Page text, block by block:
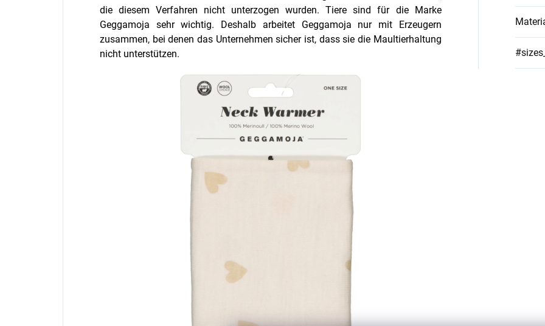
die diesem Verfahren nicht unterzogen wurden. Tiere sind für die Marke
Geggamoja sehr wichtig. Deshalb arbeitet Geggamoja nur mit Erzeugern
zusammen, bei denen das Unternehmen sicher ist, dass sie die Maultierhaltung
nicht unterstützen.